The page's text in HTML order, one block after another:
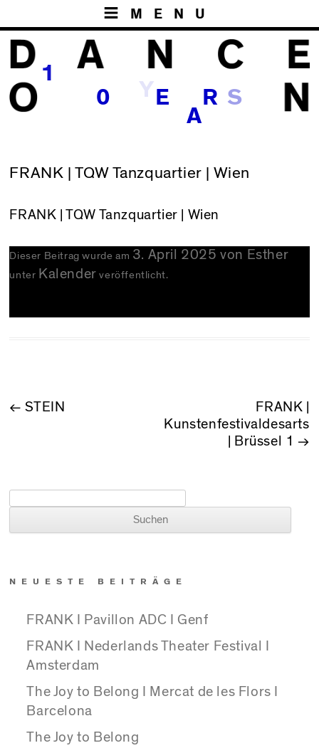
MENU
1
0 Y E
A
R
FRANK | TQW Tanzquartier | Wien
FRANK | TQW Tanzquartier | Wien
Dieser Beitrag wurde am 3. April 2025 von Esther
unter Kalender veröffentlicht.
BEITRAGSNAVIGATION
← STEIN
FRANK |
Kunstenfestivaldesarts
| Brüssel 1 →
NEUESTE BEITRÄGE
FRANK I Pavillon ADC I Genf
FRANK I Nederlands Theater Festival I
Amsterdam
The Joy to Belong I Mercat de les Flors I
Barcelona
The Joy to Belong